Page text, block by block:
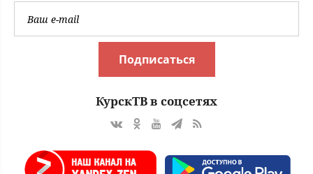
Подписаться
КурскТВ в соцсетях